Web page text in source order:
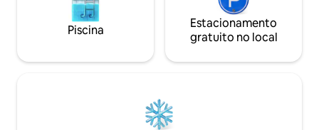
Piscina
Estacionamento
gratuito no local